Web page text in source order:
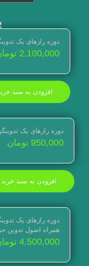
دوره رازهای یک
2,100,000
افزودن به سبد
دوره رازهای یک
950,000 تومان
افزودن به سبد خرید
دوره رازهای یک
همراه اصول تدوین
4,500,000